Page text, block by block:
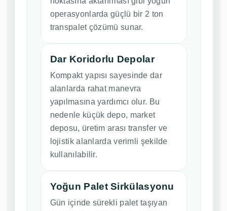
operasyonlarda güçlü bir 2 ton
transpalet çözümü sunar.
Dar Koridorlu Depolar
Kompakt yapısı sayesinde dar
alanlarda rahat manevra
yapılmasına yardımcı olur. Bu
nedenle küçük depo, market
deposu, üretim arası transfer ve
lojistik alanlarda verimli şekilde
kullanılabilir.
Yoğun Palet Sirkülasyonu
Gün içinde sürekli palet taşıyan